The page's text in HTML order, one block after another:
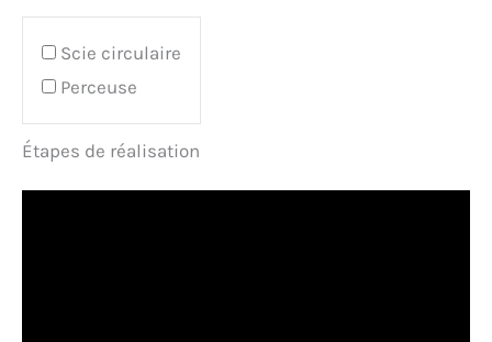
Scie circulaire
Perceuse
Étapes de réalisation